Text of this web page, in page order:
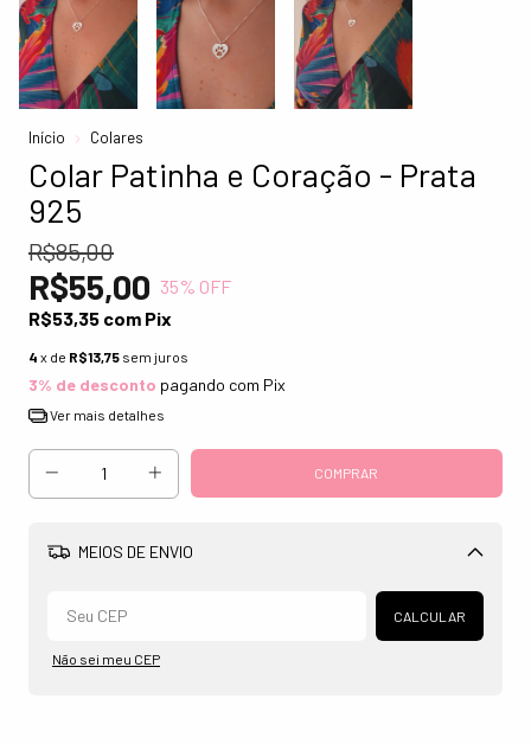
Início Colares
Colar Patinha e Coração - Prata
925
R$85,00
R$55,00 35% OFF
R$53,35 com Pix
4 x de R$13,75 sem juros
3% de desconto pagando com Pix
Ver mais detalhes
MEIOS DE ENVIO
Alterar CEP
CALCULAR
Não sei meu CEP